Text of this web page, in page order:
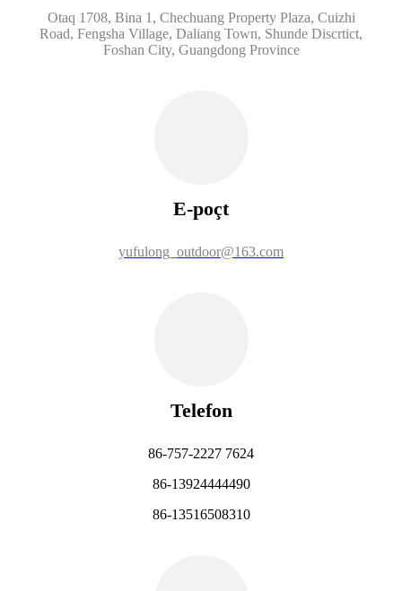
Otaq 1708, Bina 1, Chechuang Property Plaza, Cuizhi
Road, Fengsha Village, Daliang Town, Shunde Discrtict,
Foshan City, Guangdong Province
E-poçt
yufulong_outdoor@163.com
Telefon
86-757-2227 7624
86-13924444490
86-13516508310